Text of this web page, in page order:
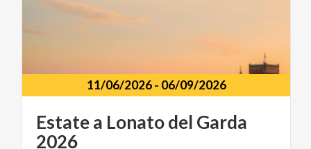
11/06/2026- 06/09/2026
Estatea Lonatodel Garda
2026